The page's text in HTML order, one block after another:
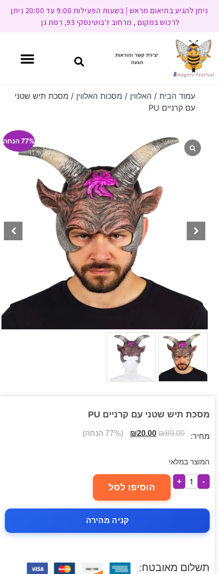
ניתן להגיע בתיאום מראש | בשעות הפעילות 9:00 עד 20:00 ניתן
לרכוש במקום , מרחוב ז’בוטינסקי 93, רמת גן
יצירת קשר והוראות
הגעה
עמוד הבית/ האלווין / מסכות האלווין / מסכת תיש שטני
עם קרניים PU
77% הנחה
מסכת תיש שטני עם קרניים PU
מחיר: ₪89.00
₪20.00 (77% הנחה)
המוצר במלאי
-
+
הוסיפו לסל
קניה מהירה
תשלום מאובטח: